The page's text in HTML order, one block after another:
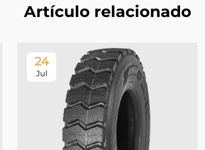
Artículo relacionado
24
Jul